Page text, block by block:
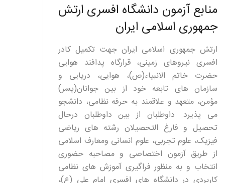
منابع آزمون دانشگاه افسری ارتش
جمهوری اسلامی ایران
ارتش جمهوری اسلامی ایران جهت تکمیل کادر
افسری نیروهای زمینی، قرارگاه پدافند هوایی
حضرت خاتم الانبیاء(ص)، هوایی، دریایی و
سازمان های تابعه خود از بین جوانان(پسر)
مؤمن، متعهد و علاقمند به حرفه نظامی، دانشجو
می پذیرد. داوطلبان از بین داوطلبان درحال
تحصیل و فارغ التحصیلان رشته های ریاضی
فیزیک، علوم تجربی، علوم انسانی ومعارف اسلامی
از طریق آزمون اختصاصی و مصاحبه حضوری
انتخاب و به منظور فراگیری آموزش های نظامی